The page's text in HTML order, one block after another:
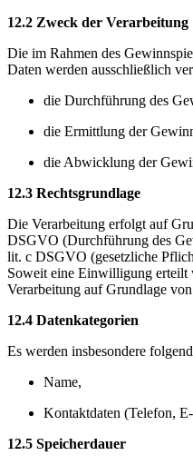
12.2 Zweck der Verarbeitung
Die im Rahmen des
Daten werden ausschließlich
die Durchführung des
die Ermittlung der
die Abwicklung der
12.3 Rechtsgrundlage
Die Verarbeitung erfolgt auf
DSGVO (Durchführung des
lit. c DSGVO (gesetzliche
Soweit eine Einwilligung
Verarbeitung auf Grundlage
12.4 Datenkategorien
Es werden insbesondere
Name,
Kontaktdaten (Telefon,
12.5 Speicherdauer